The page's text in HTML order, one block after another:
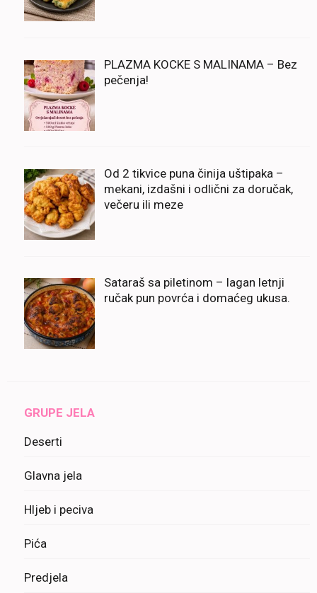
PLAZMA KOCKE S MALINAMA – Bez
pečenja!
Od 2 tikvice puna činija uštipaka –
mekani, izdašni i odlični za doručak,
večeru ili meze
Sataraš sa piletinom – lagan letnji
ručak pun povrća i domaćeg ukusa.
GRUPE JELA
Deserti
Glavna jela
Hljeb i peciva
Pića
Predjela